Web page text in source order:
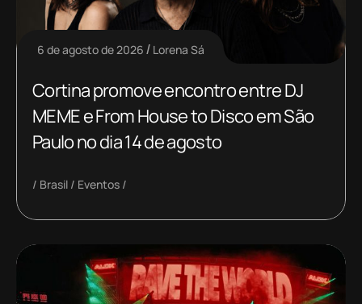
6 de agosto de 2026 Lorena Sá
Cortina promove encontro entre DJ
MEME e From House to Disco em São
Paulo no dia 14 de agosto
Brasil Eventos